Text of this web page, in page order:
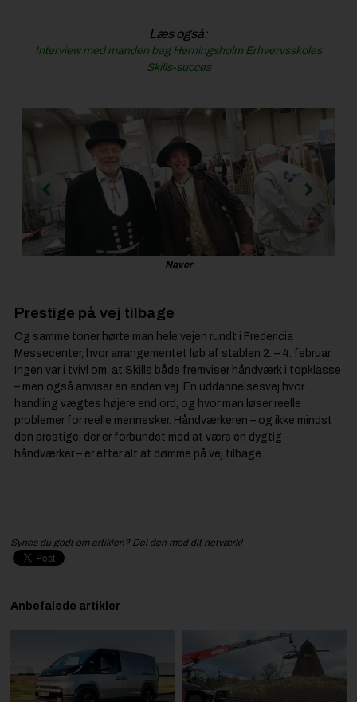
Læs også:
Interview med manden bag Herningsholm Erhvervsskoles
Skills-succes
Naver
Prestige på vej tilbage
Og samme toner hørte man hele vejen rundt i Fredericia
Messecenter, hvor arrangementet løb af stablen 2. – 4. februar.
Ingen var i tvivl om, at Skills både fremviser håndværk i topklasse
– men også anviser en anden vej. En uddannelsesvej hvor
handling vægtes højere end ord, og hvor man løser reelle
problemer for reelle mennesker. Håndværkeren – og ikke mindst
den prestige, der er forbundet med at være en dygtig
håndværker – er efter alt at dømme på vej tilbage.
Synes du godt om artiklen? Del den med dit netværk!
Anbefalede artikler